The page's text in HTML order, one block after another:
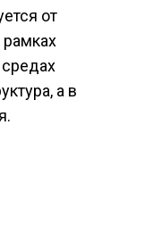
от
а в